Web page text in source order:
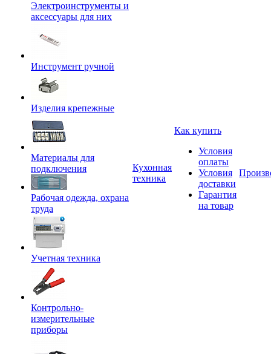
Электроинструменты и
аксессуары для них
Инструмент ручной
Изделия крепежные
Материалы для
подключения
Рабочая одежда, охрана
труда
Учетная техника
Контрольно-
измерительные
приборы
Кухонная
техника
Как купить
Условия
оплаты
Условия
доставки
Гарантия
на товар